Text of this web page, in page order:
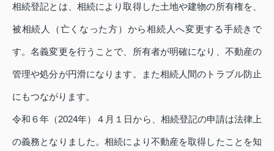
相続登記とは、相続により取得した土地や建物の所有権を、
被相続人（亡くなった方）から相続人へ変更する手続きで
す。名義変更を行うことで、所有者が明確になり、不動産の
管理や処分が円滑になります。また相続人間のトラブル防止
にもつながります。
令和６年（2024年）４月１日から、相続登記の申請は法律上
の義務となりました。相続により不動産を取得したことを知